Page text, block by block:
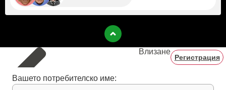
Влизане
Регистрация
Вашето потребителско име: